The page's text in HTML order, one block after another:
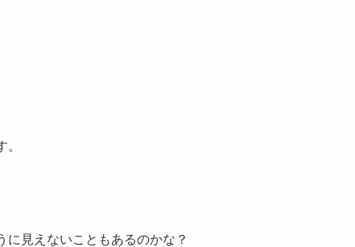
見えないこともあるのかな？